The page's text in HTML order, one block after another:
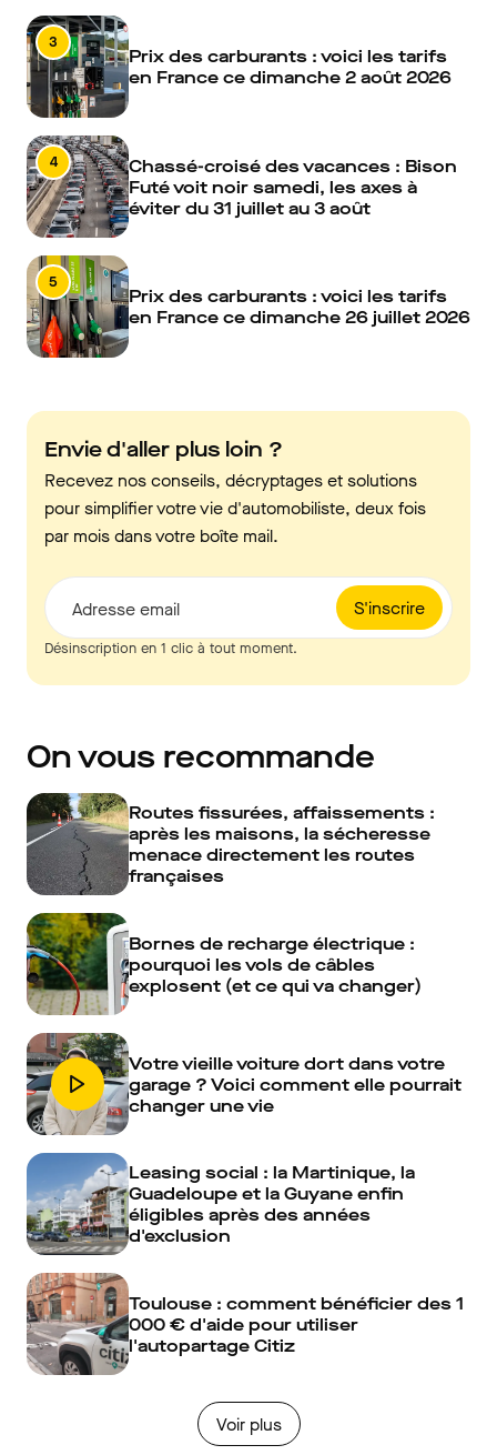
3
Prix des carburants : voici les tarifs
en France ce dimanche 2 août 2026
4
Chassé-croisé des vacances : Bison
Futé voit noir samedi, les axes à
éviter du 31 juillet au 3 août
5
Prix des carburants : voici les tarifs
en France ce dimanche 26 juillet 2026
Envie d'aller plus loin ?
Recevez nos conseils, décryptages et solutions
pour simplifier votre vie d'automobiliste, deux fois
par mois dans votre boîte mail.
S'inscrire
Adresse email
Désinscription en 1 clic à tout moment.
On vous recommande
Routes fissurées, affaissements :
après les maisons, la sécheresse
menace directement les routes
françaises
Bornes de recharge électrique :
pourquoi les vols de câbles
explosent (et ce qui va changer)
Votre vieille voiture dort dans votre
garage ? Voici comment elle pourrait
changer une vie
Leasing social : la Martinique, la
Guadeloupe et la Guyane enfin
éligibles après des années
d'exclusion
Toulouse : comment bénéficier des 1
000 € d'aide pour utiliser
l'autopartage Citiz
Voir plus